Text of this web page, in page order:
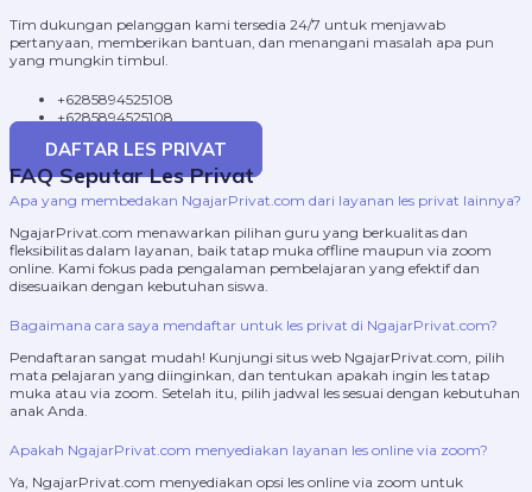
Tim dukungan pelanggan kami tersedia 24/7 untuk menjawab
pertanyaan, memberikan bantuan, dan menangani masalah apa pun
yang mungkin timbul.
+6285894525108
+6285894525108
DAFTAR LES PRIVAT
FAQ Seputar Les Privat
Apa yang membedakan NgajarPrivat.com dari layanan les privat lainnya?
NgajarPrivat.com menawarkan pilihan guru yang berkualitas dan
fleksibilitas dalam layanan, baik tatap muka offline maupun via zoom
online. Kami fokus pada pengalaman pembelajaran yang efektif dan
disesuaikan dengan kebutuhan siswa.
Bagaimana cara saya mendaftar untuk les privat di NgajarPrivat.com?
Pendaftaran sangat mudah! Kunjungi situs web NgajarPrivat.com, pilih
mata pelajaran yang diinginkan, dan tentukan apakah ingin les tatap
muka atau via zoom. Setelah itu, pilih jadwal les sesuai dengan kebutuhan
anak Anda.
Apakah NgajarPrivat.com menyediakan layanan les online via zoom?
Ya, NgajarPrivat.com menyediakan opsi les online via zoom untuk